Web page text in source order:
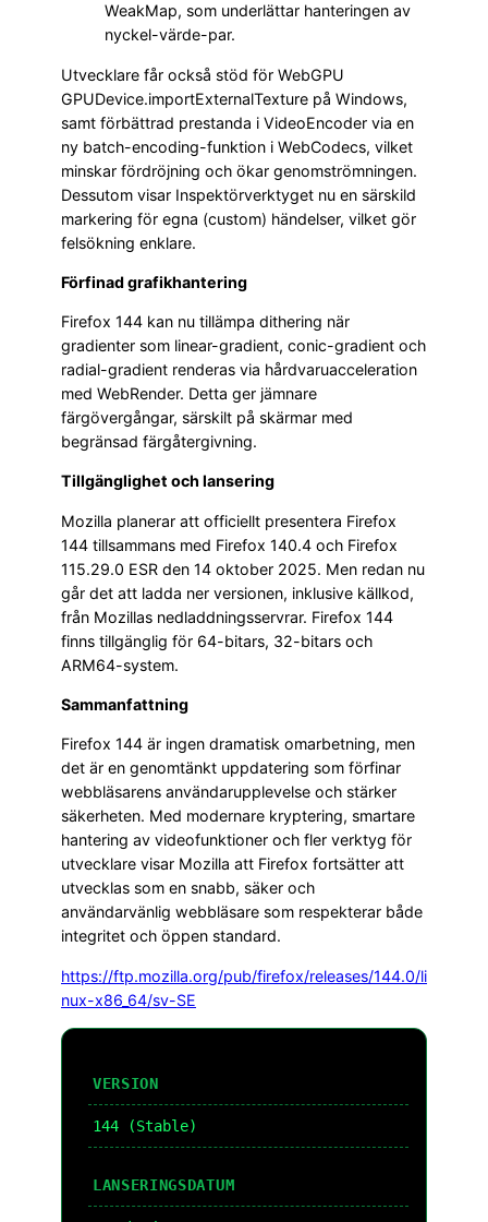
WeakMap, som underlättar hanteringen av
nyckel-värde-par.
Utvecklare får också stöd för WebGPU
GPUDevice.importExternalTexture på Windows,
samt förbättrad prestanda i VideoEncoder via en
ny batch-encoding-funktion i WebCodecs, vilket
minskar fördröjning och ökar genomströmningen.
Dessutom visar Inspektörverktyget nu en särskild
markering för egna (custom) händelser, vilket gör
felsökning enklare.
Förfinad grafikhantering
Firefox 144 kan nu tillämpa dithering när
gradienter som linear-gradient, conic-gradient och
radial-gradient renderas via hårdvaruacceleration
med WebRender. Detta ger jämnare
färgövergångar, särskilt på skärmar med
begränsad färgåtergivning.
Tillgänglighet och lansering
Mozilla planerar att officiellt presentera Firefox
144 tillsammans med Firefox 140.4 och Firefox
115.29.0 ESR den 14 oktober 2025. Men redan nu
går det att ladda ner versionen, inklusive källkod,
från Mozillas nedladdningsservrar. Firefox 144
finns tillgänglig för 64-bitars, 32-bitars och
ARM64-system.
Sammanfattning
Firefox 144 är ingen dramatisk omarbetning, men
det är en genomtänkt uppdatering som förfinar
webbläsarens användarupplevelse och stärker
säkerheten. Med modernare kryptering, smartare
hantering av videofunktioner och fler verktyg för
utvecklare visar Mozilla att Firefox fortsätter att
utvecklas som en snabb, säker och
användarvänlig webbläsare som respekterar både
integritet och öppen standard.
https://ftp.mozilla.org/pub/firefox/releases/144.0/li
nux-x86_64/sv-SE
VERSION
144 (Stable)
LANSERINGSDATUM